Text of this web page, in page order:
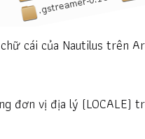
cái của Nautilus trên
đơn vị địa lý (LOCALE)